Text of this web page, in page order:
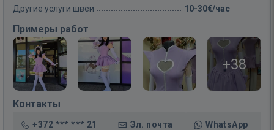
Другие услуги швеи 10-30€/час
Примеры работ
+38
Контакты
+372 *** *** 21 Эл. почта WhatsApp